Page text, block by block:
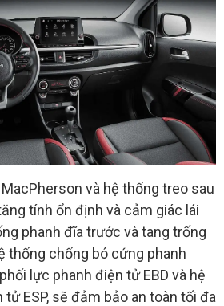
và hệ thống treo sau
tính ổn định và cảm giác lái
phanh đĩa trước và tang trống
thống chống bó cứng phanh
lực phanh điện tử EBD và hệ
ESP, sẽ đảm bảo an toàn tối đa